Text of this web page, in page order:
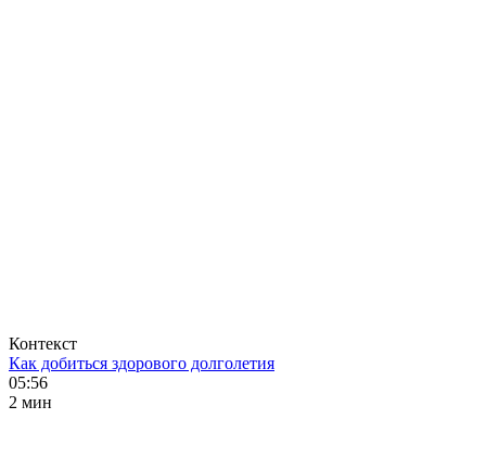
Контекст
Как добиться здорового долголетия
05:56
2 мин